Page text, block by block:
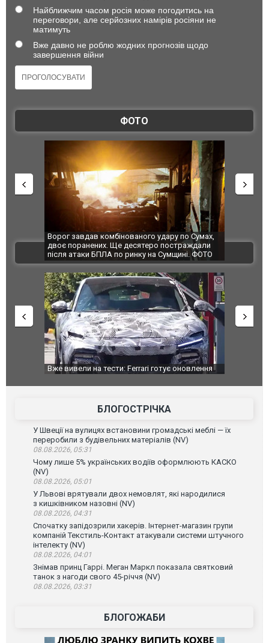
Найближчим часом росія може погодитись на
переговори, але серйозних намірів росіяни не
матимуть
Вже давно не роблю жодних прогнозів щодо
завершення війни
ФОТО
За 2000 кілометрів від кордону з Україною: в
Єкатеринбурзі після атаки дронів загорівся
склад Wildberries. ФОТО. ВІДЕО
"Мої
ВІДЕО
Вийшов трейлер нової екранізації легендарного
БЛОГОСТРІЧКА
У Швеції на вулицях встановини громадські меблі — їх
переробили з будівельних матеріалів (NV)
08.08.2026, 05:31
Чому лише 5% українських водіїв оформлюють КАСКО
(NV)
08.08.2026, 05:01
У Львові врятували двох немовлят, які народилися
з кишківником назовні (NV)
08.08.2026, 04:31
Спочатку запідозрили хакерів. Інтернет-магазин групи
компаній Текстиль-Контакт атакували системи штучного
інтелекту (NV)
08.08.2026, 04:01
Знімав принц Гаррі. Меган Маркл показала святковий
танок з нагоди свого 45-річчя (NV)
08.08.2026, 03:31
БЛОГОЖАБИ